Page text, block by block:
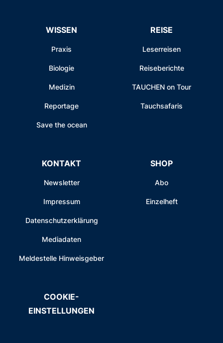
WISSEN
Praxis
Biologie
Medizin
Reportage
Save the ocean
REISE
Leserreisen
Reiseberichte
TAUCHEN on Tour
Tauchsafaris
KONTAKT
Newsletter
Impressum
Datenschutzerklärung
Mediadaten
Meldestelle Hinweisgeber
SHOP
Abo
Einzelheft
COOKIE-
EINSTELLUNGEN